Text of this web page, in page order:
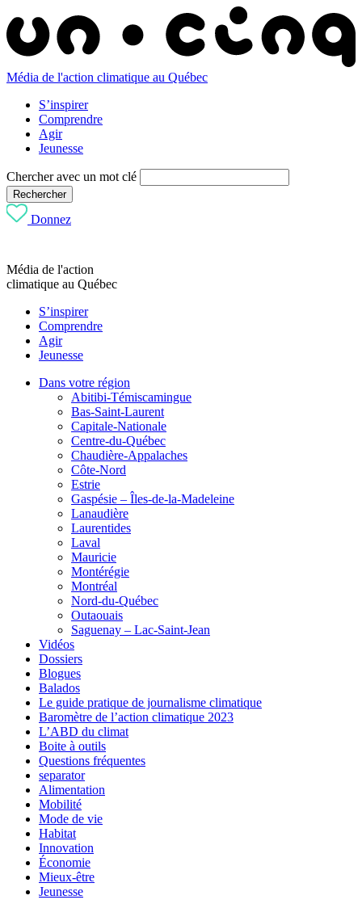
Média de l'action climatique au Québec
S’inspirer
Comprendre
Agir
Jeunesse
Chercher avec un mot clé
Rechercher
Donnez
Média de l'action
climatique au Québec
S’inspirer
Comprendre
Agir
Jeunesse
Dans votre région
Abitibi-Témiscamingue
Bas-Saint-Laurent
Capitale-Nationale
Centre-du-Québec
Chaudière-Appalaches
Côte-Nord
Estrie
Gaspésie – Îles-de-la-Madeleine
Lanaudière
Laurentides
Laval
Mauricie
Montérégie
Montréal
Nord-du-Québec
Outaouais
Saguenay – Lac-Saint-Jean
Vidéos
Dossiers
Blogues
Balados
Le guide pratique de journalisme climatique
Baromètre de l’action climatique 2023
L’ABD du climat
Boite à outils
Questions fréquentes
separator
Alimentation
Mobilité
Mode de vie
Habitat
Innovation
Économie
Mieux-être
Jeunesse